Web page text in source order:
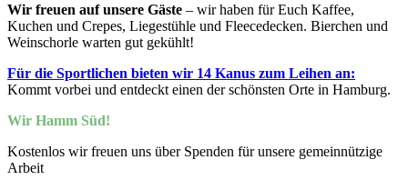
Wir freuen auf unsere Gäste – wir haben für Euch Kaffee,
Kuchen und Crepes, Liegestühle und Fleecedecken. Bierchen und
Weinschorle warten gut gekühlt!
Für die Sportlichen bieten wir 14 Kanus zum Leihen an:
Kommt vorbei und entdeckt einen der schönsten Orte in Hamburg.
Wir Hamm Süd!
Kostenlos wir freuen uns über Spenden für unsere gemeinnützige
Arbeit